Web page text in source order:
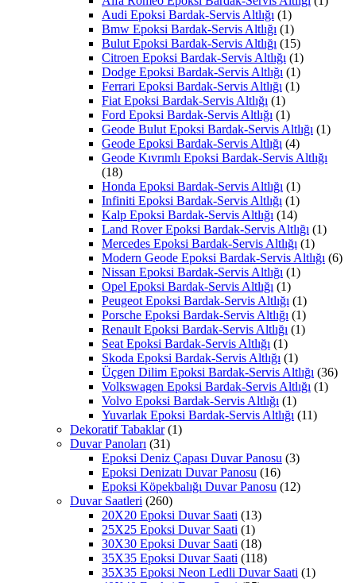
Audi Epoksi Bardak-Servis Altlığı (1)
Bmw Epoksi Bardak-Servis Altlığı (1)
Bulut Epoksi Bardak-Servis Altlığı (15)
Citroen Epoksi Bardak-Servis Altlığı (1)
Dodge Epoksi Bardak-Servis Altlığı (1)
Ferrari Epoksi Bardak-Servis Altlığı (1)
Fiat Epoksi Bardak-Servis Altlığı (1)
Ford Epoksi Bardak-Servis Altlığı (1)
Geode Bulut Epoksi Bardak-Servis Altlığı (1)
Geode Epoksi Bardak-Servis Altlığı (4)
Geode Kıvrımlı Epoksi Bardak-Servis Altlığı
(18)
Honda Epoksi Bardak-Servis Altlığı (1)
Infiniti Epoksi Bardak-Servis Altlığı (1)
Kalp Epoksi Bardak-Servis Altlığı (14)
Land Rover Epoksi Bardak-Servis Altlığı (1)
Mercedes Epoksi Bardak-Servis Altlığı (1)
Modern Geode Epoksi Bardak-Servis Altlığı (6)
Nissan Epoksi Bardak-Servis Altlığı (1)
Opel Epoksi Bardak-Servis Altlığı (1)
Peugeot Epoksi Bardak-Servis Altlığı (1)
Porsche Epoksi Bardak-Servis Altlığı (1)
Renault Epoksi Bardak-Servis Altlığı (1)
Seat Epoksi Bardak-Servis Altlığı (1)
Skoda Epoksi Bardak-Servis Altlığı (1)
Üçgen Dilim Epoksi Bardak-Servis Altlığı (36)
Volkswagen Epoksi Bardak-Servis Altlığı (1)
Volvo Epoksi Bardak-Servis Altlığı (1)
Yuvarlak Epoksi Bardak-Servis Altlığı (11)
Dekoratif Tabaklar (1)
Duvar Panoları (31)
Epoksi Deniz Çapası Duvar Panosu (3)
Epoksi Denizatı Duvar Panosu (16)
Epoksi Köpekbalığı Duvar Panosu (12)
Duvar Saatleri (260)
20X20 Epoksi Duvar Saati (13)
25X25 Epoksi Duvar Saati (1)
30X30 Epoksi Duvar Saati (18)
35X35 Epoksi Duvar Saati (118)
35X35 Epoksi Neon Ledli Duvar Saati (1)